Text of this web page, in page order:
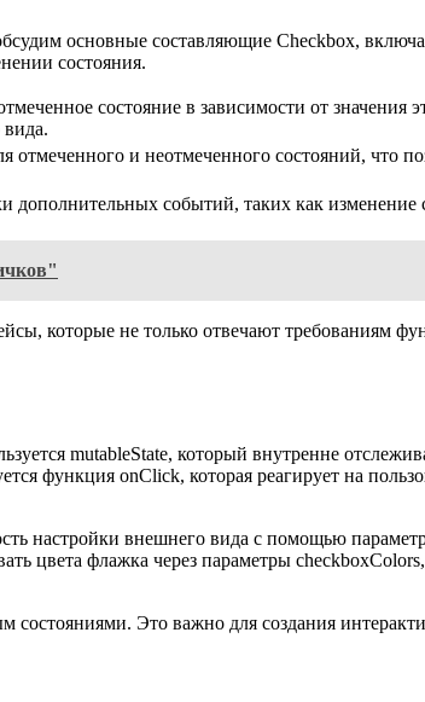
основные составляющие Checkbox,
состояния.
состояние в зависимости от значения
вида.
и неотмеченного состояний, что
дополнительных событий, таких как
которые не только отвечают требованиям
mutableState, который внутренне
функция onClick, которая реагирует на
настройки внешнего вида с помощью
цвета флажка через параметры
Это важно для создания